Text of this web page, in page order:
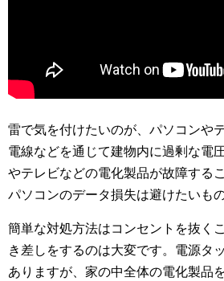
雷で気を付けたいのが、パソコンや
電線などを通じて建物内に過剰な電
やテレビなどの電化製品が故障する
パソコンのデータ損失は避けたいもの
簡単な対処方法はコンセントを抜く
き差しをするのは大変です。電源タ
ありますが、家の中全体の電化製品